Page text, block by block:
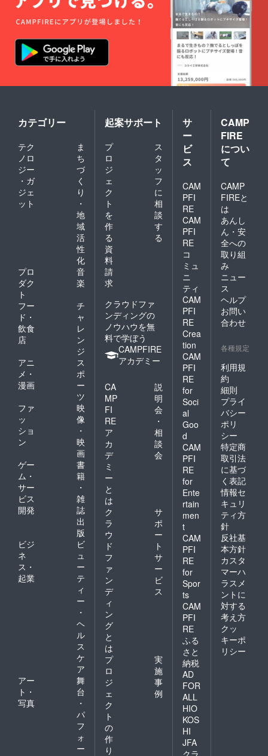
カテゴリー
テク
ノロ
ジー
・ガ
ジェ
ット
ま
ち
づ
く
り
・
地
域
活
性
化
プロ
ダク
ト
音
楽
フー
ド・
飲食
店
チ
ャ
レ
ン
ジ
アニ
メ・
漫画
ス
ポ
ー
ツ
ファ
ッ
ショ
ン
映
像
・
映
画
ゲー
ム・
サー
ビス
開発
書
籍
・
雑
誌
出
版
ビジ
ネ
ス・
起業
ビ
ュ
ー
テ
ィ
ー
・
ヘ
ル
ス
ケ
ア
アー
ト・
写真
舞
台
・
パ
フ
ォ
ー
起案サポート
プ
ロ
ジ
ェ
ク
ト
を
作
る
ス
タ
ッ
フ
に
相
談
す
る
資
料
請
求
クラウドファ
ンディングの
ノウハウを無
料で学ぼう
CAMPFIRE
アカデミー
CA
MP
FI
RE
ア
カ
デ
ミ
ー
と
は
説
明
会
・
相
談
会
ク
ラ
ウ
ド
フ
ァ
ン
デ
ィ
ン
グ
と
は
サ
ポ
ー
ト
サ
ー
ビ
ス
プ
ロ
ジ
ェ
ク
ト
の
作
り
実
施
事
例
サ
ー
ビ
ス
CAM
PFI
RE
CAM
PFI
RE
コ
ミュ
ニ
ティ
CAM
PFI
RE
Crea
tion
CAM
PFI
RE
for
Soci
al
Goo
d
CAM
PFI
RE
for
Ente
rtain
men
t
CAM
PFI
RE
for
Spor
ts
CAM
PFI
RE
ふる
さと
納税
AD
FOR
ALL
HIO
KOS
HI
JFA
CAMP
FIRE
につい
て
CAMP
FIREと
は
あんし
ん・安
全への
取り組
み
ニュー
ス
ヘルプ
お問い
合わせ
各種規定
利用規
約
細則
プライ
バシー
ポリ
シー
特定商
取引法
に基づ
く表記
情報セ
キュリ
ティ方
針
反社基
本方針
カスタ
マーハ
ラスメ
ントに
対する
考え方
クッ
キーポ
リシー